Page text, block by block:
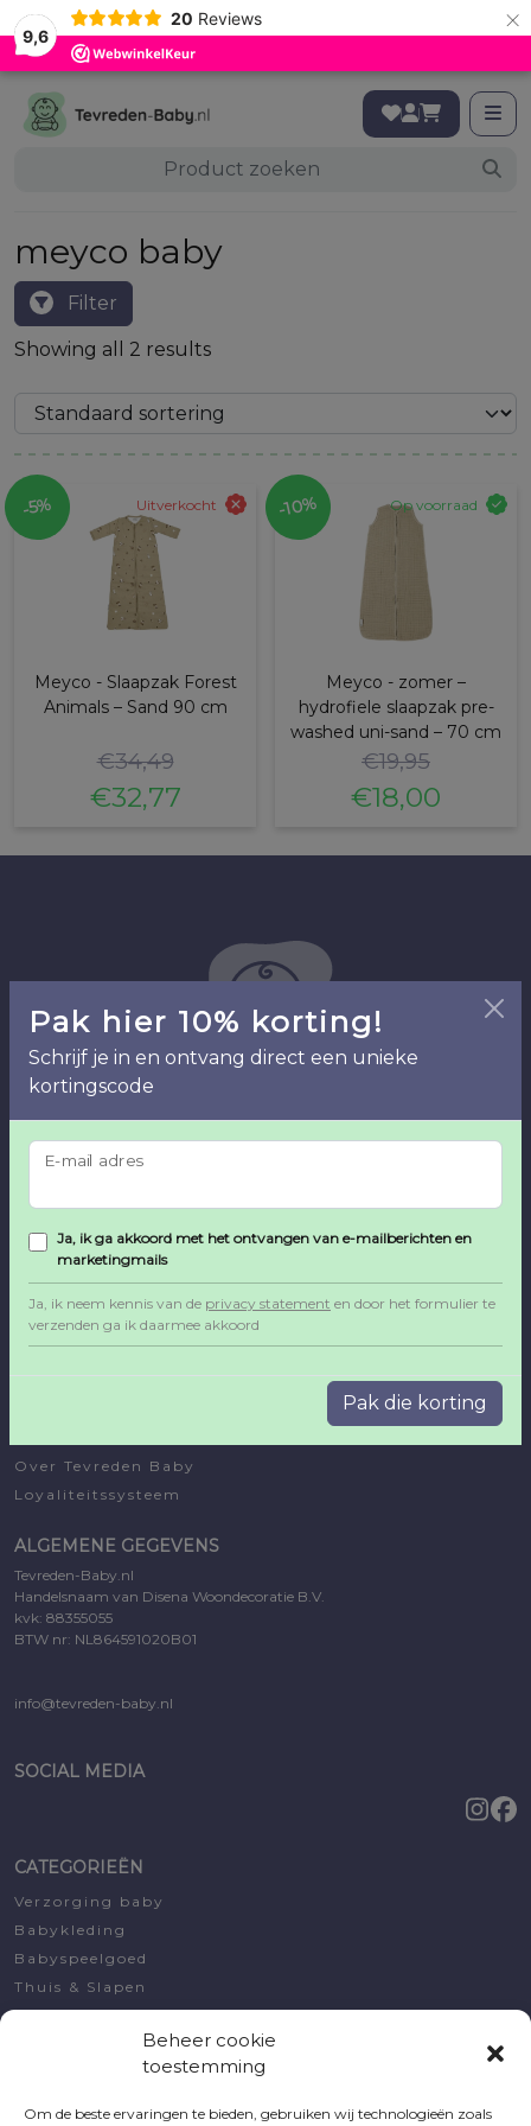
9,6
20 Reviews ×
Beheer cookie
toestemming
Om de beste ervaringen te bieden, gebruiken wij technologieën zoals
meyco baby
Filter
Showing all 2 results
Uitverkocht
-5%
Meyco - Slaapzak Forest
Animals – Sand 90 cm
€34,49
Oorspronkelijke
€32,77
Huidige
Op voorraad
-10%
Meyco - zomer –
hydrofiele slaapzak pre-
washed uni-sand – 70 cm
€19,95
Oorspronkelijke
€18,00
Huidige
SITEMAP
Privacy beleid
Cookie beleid
Klachtenregeling
KLANTENSERVICE
Contact
Annuleren of Retourneren
Over Tevreden Baby
Loyaliteitssysteem
ALGEMENE GEGEVENS
Tevreden-Baby.nl
Handelsnaam van Disena Woondecoratie B.V.
kvk: 88355055
BTW nr: NL864591020B01
info@tevreden-baby.nl
SOCIAL MEDIA
CATEGORIEËN
Verzorging baby
Babykleding
Babyspeelgoed
Thuis & Slapen
Decoratie
Kraamcadeautjes
Pak hier 10% korting!
Schrijf je in en ontvang direct een unieke
kortingscode
E-mail adres
Ja, ik ga akkoord met het ontvangen van e-mailberichten en
marketingmails
Ja, ik neem kennis van de privacy statement en door het formulier te
verzenden ga ik daarmee akkoord
Pak die korting